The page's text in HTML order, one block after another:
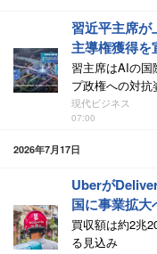
習近平主席
主導権獲得を
習主席はAIの国
プ政権への対
現代ビジネス
07:00
2026年7月17日
Uberが
国に事業拡大
買収額は約2兆
る見込み